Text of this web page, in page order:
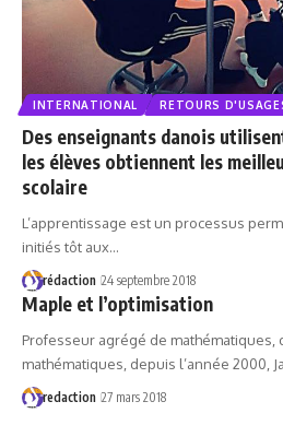
INTERNATIONAL RETOURS
Des enseignants danois
les élèves obtiennent les
scolaire
L’apprentissage est un processus
initiés tôt aux…
rédaction 24 septembre 2018
Maple et l’optimisation
Professeur agrégé de mathématiques,
mathématiques, depuis l’année 2000,
redaction 27 mars 2018